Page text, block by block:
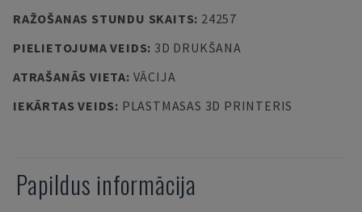
RAŽOŠANAS STUNDU SKAITS: 24257
PIELIETOJUMA VEIDS: 3D DRUKŠANA
ATRAŠANĀS VIETA: VĀCIJA
IEKĀRTAS VEIDS: PLASTMASAS 3D PRINTERIS
Papildus informācija